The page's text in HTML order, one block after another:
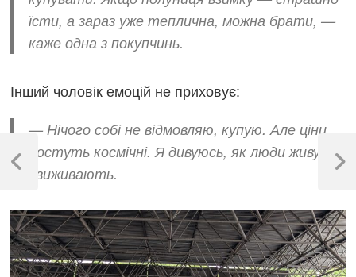
їсти, а зараз уже теплична, можна брати, —
каже одна з покупчинь.
Інший чоловік емоцій не приховує:
— Нічого собі не відмовляю, купую. Але ціни
ростуть космічні. Я дивуюсь, як люди живуть
і виживають.
Навігація
записів
Previous
Next